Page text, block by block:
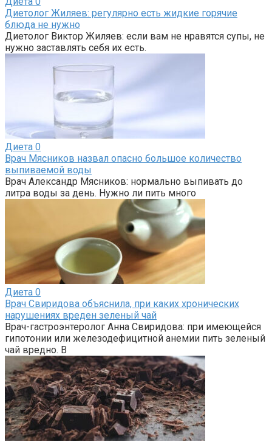
Диетолог Жиляев: регулярно есть жидкие горячие
блюда не нужно
Диетолог Виктор Жиляев: если вам не нравятся супы, не
нужно заставлять себя их есть.
Диета 0
Врач Мясников назвал опасно большое количество
выпиваемой воды
Врач Александр Мясников: нормально выпивать до
литра воды за день. Нужно ли пить много
Диета 0
Врач Свиридова объяснила, при каких хронических
нарушениях вреден зеленый чай
Врач-гастроэнтеролог Анна Свиридова: при имеющейся
гипотонии или железодефицитной анемии пить зеленый
чай вредно. В